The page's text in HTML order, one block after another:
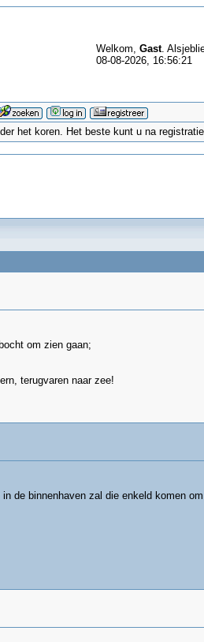
Welkom, Gast.
08-08-2026, 16:56:21
het koren. Het beste kunt u na
om zien gaan;
terugvaren naar zee!
de binnenhaven zal die enkeld komen